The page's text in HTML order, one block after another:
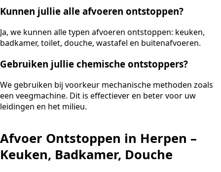
Kunnen jullie alle afvoeren ontstoppen?
Ja, we kunnen alle typen afvoeren ontstoppen: keuken,
badkamer, toilet, douche, wastafel en buitenafvoeren.
Gebruiken jullie chemische ontstoppers?
We gebruiken bij voorkeur mechanische methoden zoals
een veegmachine. Dit is effectiever en beter voor uw
leidingen en het milieu.
Afvoer Ontstoppen in Herpen –
Keuken, Badkamer, Douche